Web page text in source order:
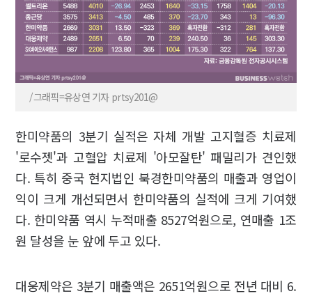
/그래픽=유상연 기자 prtsy201@
한미약품의 3분기 실적은 자체 개발 고지혈증 치료제
'로수젯'과 고혈압 치료제 '아모잘탄' 패밀리가 견인했
다. 특히 중국 현지법인 북경한미약품의 매출과 영업이
익이 크게 개선되면서 한미약품의 실적에 크게 기여했
다. 한미약품 역시 누적매출 8527억원으로, 연매출 1조
원 달성을 눈 앞에 두고 있다.
대웅제약은 3분기 매출액은 2651억원으로 전년 대비 6.